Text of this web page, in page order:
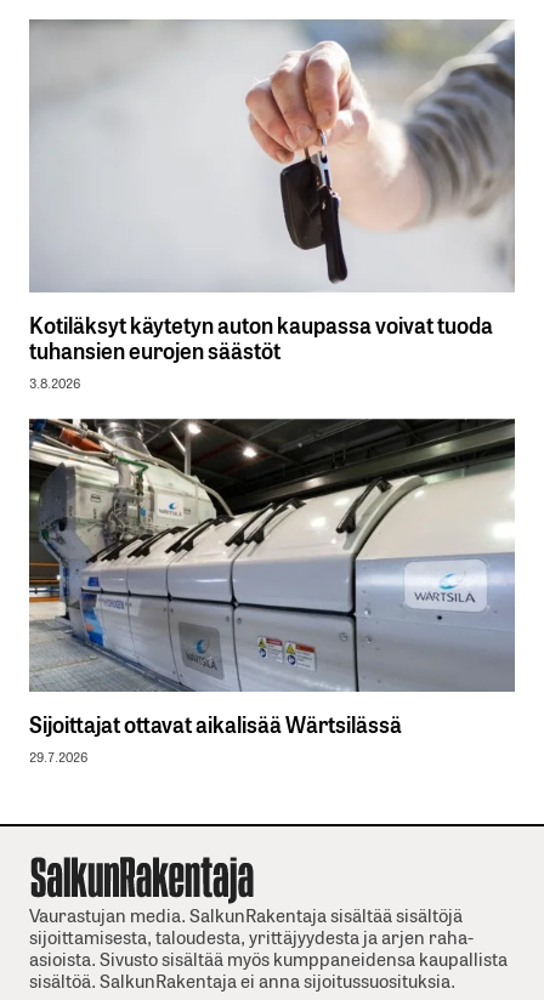
Kotiläksyt käytetyn auton kaupassa voivat tuoda
tuhansien eurojen säästöt
3.8.2026
Sijoittajat ottavat aikalisää Wärtsilässä
29.7.2026
Vaurastujan media. SalkunRakentaja sisältää sisältöjä
sijoittamisesta, taloudesta, yrittäjyydesta ja arjen raha-
asioista. Sivusto sisältää myös kumppaneidensa kaupallista
sisältöä. SalkunRakentaja ei anna sijoitussuosituksia.